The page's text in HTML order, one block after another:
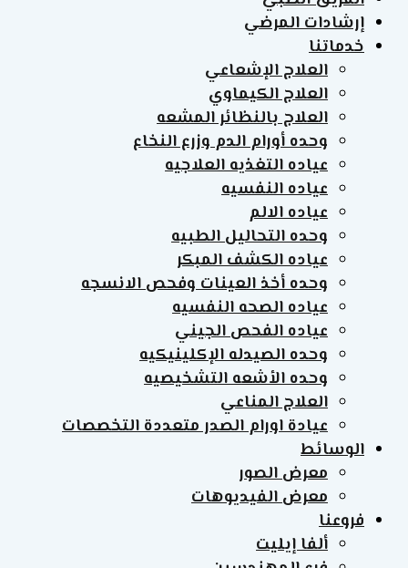
إرشادات المرضي
خدماتنا
العلاج الإشعاعي
العلاج الكيماوي
العلاج بالنظائر المشعه
وحده أورام الدم وزرع النخاع
عياده التغذيه العلاجيه
عياده النفسيه
عياده الالم
وحده التحاليل الطبيه
عياده الكشف المبكر
وحده أخذ العينات وفحص الانسجه
عياده الصحه النفسيه
عياده الفحص الجيني
وحده الصيدله الإكلينيكيه
وحده الأشعه التشخيصيه
العلاج المناعي
عيادة اورام الصدر متعددة التخصصات
الوسائط
معرض الصور
معرض الفيديوهات
فروعنا
ألفا إيليت